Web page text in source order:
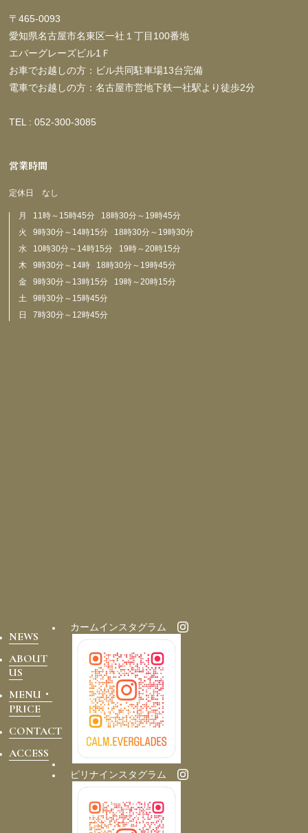
〒465-0093
愛知県名古屋市名東区一社１丁目100番地
エバーグレーズビル1Ｆ
お車でお越しの方：ビル共同駐車場13台完備
電車でお越しの方：名古屋市営地下鉄一社駅より徒歩2分
TEL : 052-300-3085
営業時間
定休日 なし
月 11時～15時45分 18時30分～19時45分
火 9時30分～14時15分 18時30分～19時30分
水 10時30分～14時15分 19時～20時15分
木 9時30分～14時 18時30分～19時45分
金 9時30分～13時15分 19時～20時15分
土 9時30分～15時45分
日 7時30分～12時45分
NEWS
ABOUT
US
MENU・
PRICE
CONTACT
ACCESS
カームインスタグラム
ピリナインスタグラム